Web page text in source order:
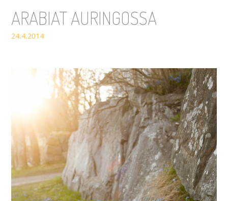
ARABIAT AURINGOSSA
24.4.2014